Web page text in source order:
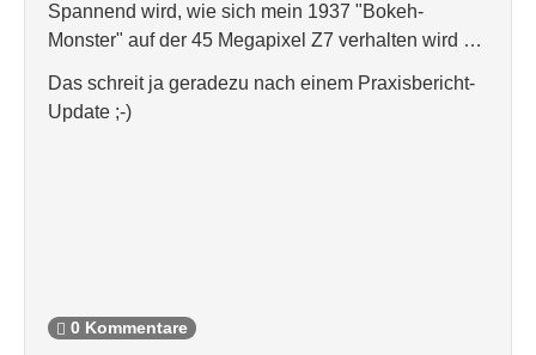
Spannend wird, wie sich mein 1937 "Bokeh-
Monster" auf der 45 Megapixel Z7 verhalten wird …
Das schreit ja geradezu nach einem Praxisbericht-
Update ;-)
0 Kommentare